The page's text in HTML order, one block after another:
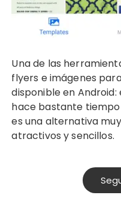
Una de las herramientas más útiles para diseñar
flyers e imágenes
disponible en Android:
hace bastante
es una alternativa
atractivos y sencillos.